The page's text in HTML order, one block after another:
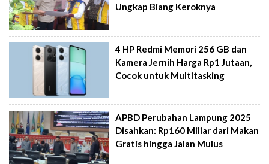
Ungkap Biang Keroknya
4 HP Redmi Memori 256 GB dan
Kamera Jernih Harga Rp1 Jutaan,
Cocok untuk Multitasking
APBD Perubahan Lampung 2025
Disahkan: Rp160 Miliar dari Makan
Gratis hingga Jalan Mulus